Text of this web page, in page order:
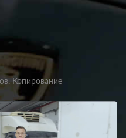
Копирование